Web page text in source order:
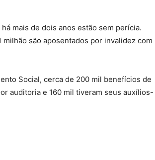
mais de dois anos estão sem perícia.
são aposentados por invalidez com
Social, cerca de 200 mil benefícios de
auditoria e 160 mil tiveram seus auxílios-